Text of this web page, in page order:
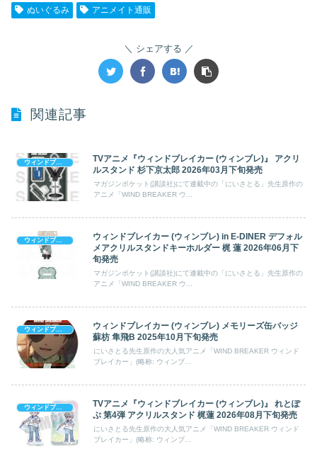
ぬいぐるみ アニメイト通販
シェアする
関連記事
ウィンドブレイカー (ウィンブレ)
TVアニメ『ウィンドブレイカー (ウィンブレ)』 アクリ
ルスタンド 杉下京太郎 2026年03月下旬発売
マガジンポケット(講談社)にて連載中の「にいさとる」先生原作の
アニメ「WIND BREAKER ウ...
ウィンドブレイカー (ウィンブレ)
ウィンドブレイカー (ウィンブレ) in E-DINER デフォル
メアクリルスタンドキーホルダー 梶 蓮 2026年06月下
旬発売
マガジンポケット(講談社)にて連載中の「にいさとる」先生原作の
アニメ「WIND BREAKER ウ...
ウィンドブレイカー (ウィンブレ)
ウィンドブレイカー (ウィンブレ) メモリーズ缶バッジ
蘇枋 隼飛B 2025年10月下旬発売
にいさとる先生原作の大人気アニメ「WIND BREAKER ウィンド
ブレイカー」(略称: ウィンブ...
ウィンドブレイカー (ウィンブレ)
TVアニメ『ウィンドブレイカー (ウィンブレ)』 れとぽ
ぷ 第4弾 アクリルスタンド 梶蓮 2026年08月下旬発売
にいさとる先生原作の大人気アニメ「WIND BREAKER ウィンド
ブレイカー」(略称: ウィンブ...